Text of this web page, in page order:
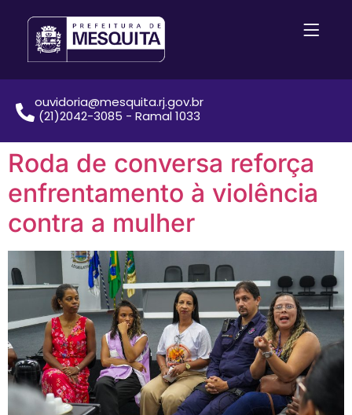
ouvidoria@mesquita.rj.gov.br
(21)2042-3085 - Ramal 1033
Roda de conversa reforça
enfrentamento à violência
contra a mulher